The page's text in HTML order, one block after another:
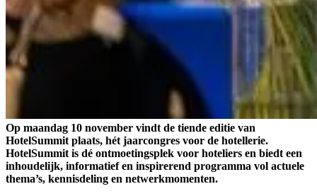
Op maandag 10 november vindt de tiende editie van
HotelSummit plaats, hét jaarcongres voor de hotellerie.
HotelSummit is dé ontmoetingsplek voor hoteliers en biedt een
inhoudelijk, informatief en inspirerend programma vol actuele
thema’s, kennisdeling en netwerkmomenten.